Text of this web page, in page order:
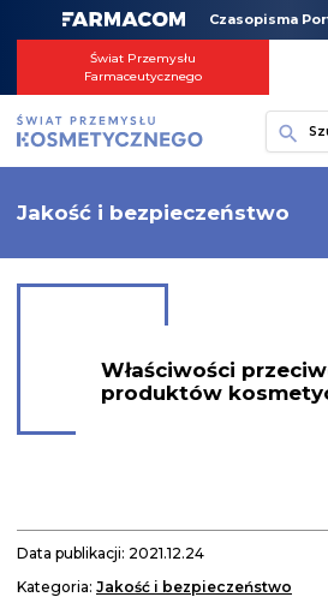
Czasopisma
Świat Przemysłu
Farmaceutycznego
Szukaj
Jakość i bezpieczeństwo
Właściwości
produktów
Data publikacji: 2021.12.24
Kategoria: Jakość i bezpieczeństwo